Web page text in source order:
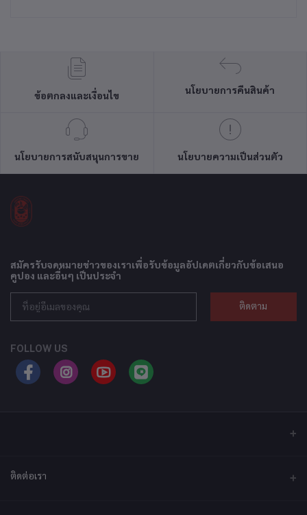
ข้อตกลงและเงื่อนไข
นโยบายการคืนสินค้า
นโยบายการสนับสนุนการขาย นโยบายความเป็นส่วนตัว
สมัครรับจดหมายข่าวของเราเพื่อรับข้อมูลอัปเดตเกี่ยวกับข้อเสนอ
คูปอง และอื่นๆ เป็นประจำ
ติดตาม
FOLLOW US
ติดต่อเรา